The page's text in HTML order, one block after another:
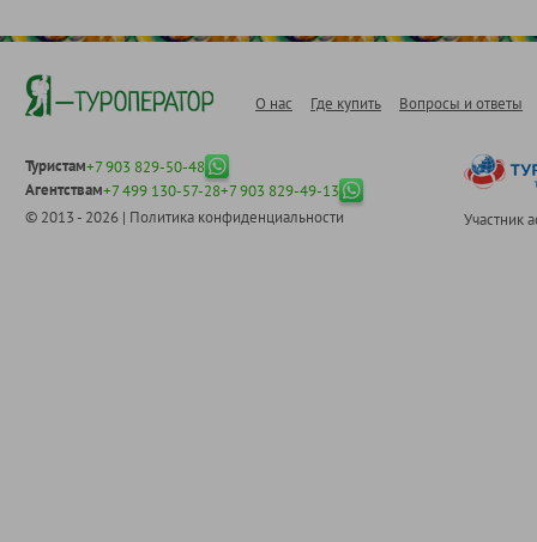
О нас Где купить Вопросы и ответы
Туристам+7 903 829-50-48
Агентствам+7 499 130-57-28+7 903 829-49-13
© 2013 - 2026 | Политика конфиденциальности Участник